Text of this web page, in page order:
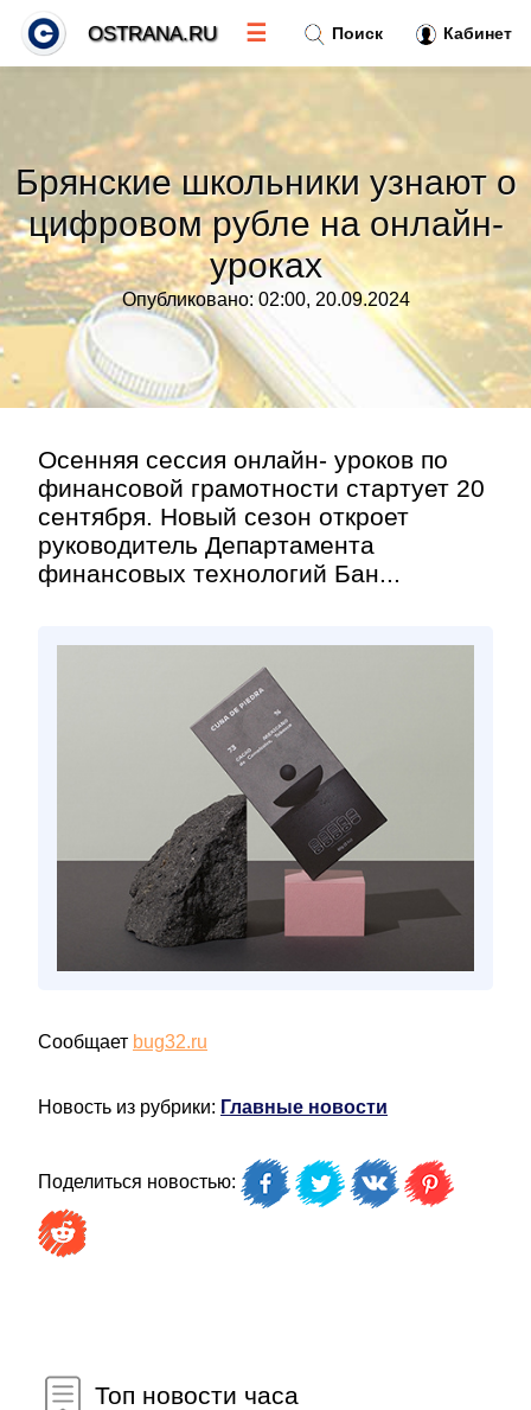
Брянские школьники узнают о
цифровом рубле на онлайн-
уроках
Опубликовано: 02:00, 20.09.2024
Осенняя сессия онлайн- уроков по
финансовой грамотности стартует 20
сентября. Новый сезон откроет
руководитель Департамента
финансовых технологий Бан...
Сообщает bug32.ru
Новость из рубрики: Главные новости
Поделиться новостью:
Топ новости часа
Поиск Кабинет
OSTRANA.RU ☰
Тренды новостей
Рубрики»
Правила
Контакт»